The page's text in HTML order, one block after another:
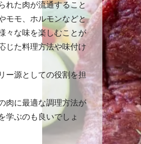
れた肉が流通すること
モモ、ホルモンなどと
々な味を楽しむことが
じた料理方法や味付け
ー源としての役割を担
肉に最適な調理方法が
学ぶのも良いでしょ